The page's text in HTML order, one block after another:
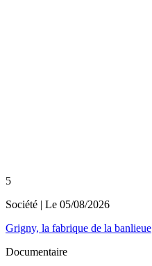
5
Société | Le 05/08/2026
Grigny, la fabrique de la banlieue
Documentaire